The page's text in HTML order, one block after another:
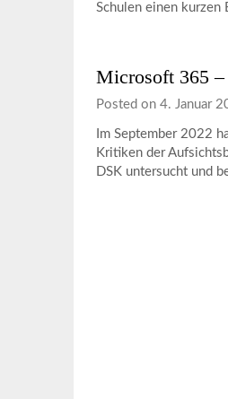
Schulen einen
Microsoft 365
Posted on 4. Januar
Im September 2022
Kritiken der
DSK untersucht und